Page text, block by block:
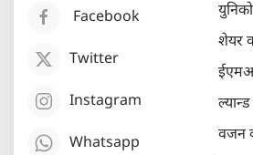
Facebook
Twitter
Instagram
Whatsapp
शेयर
वजन